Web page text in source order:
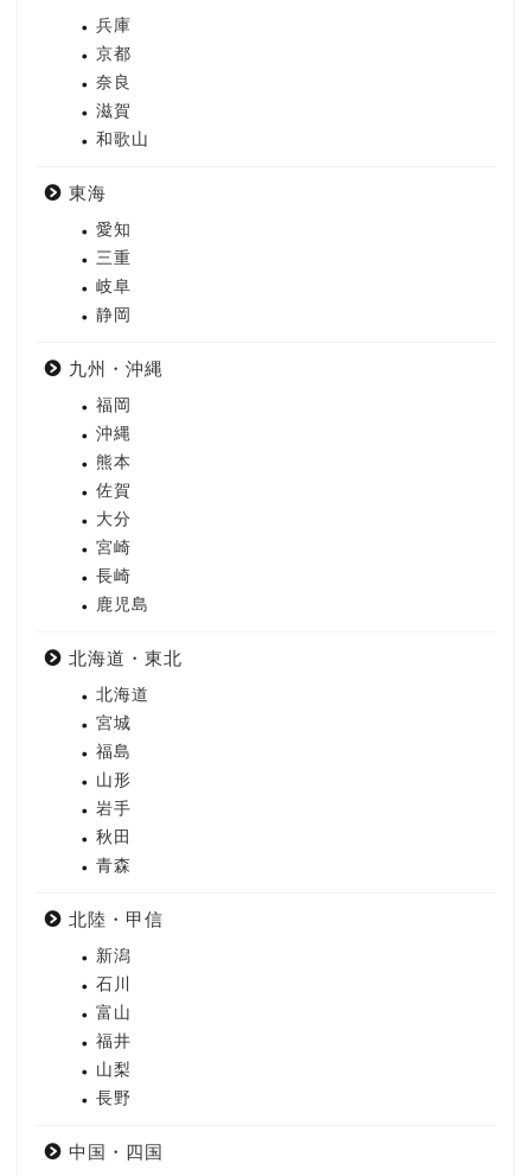
兵庫
京都
奈良
滋賀
和歌山
東海
愛知
三重
岐阜
静岡
九州・沖縄
福岡
沖縄
熊本
佐賀
大分
宮崎
長崎
鹿児島
北海道・東北
北海道
宮城
福島
山形
岩手
秋田
青森
北陸・甲信
新潟
石川
富山
福井
山梨
長野
中国・四国